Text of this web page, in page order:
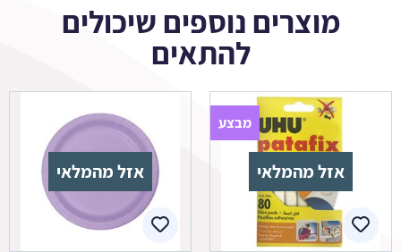
מוצרים נוספים שיכולים
להתאים
אזל מהמלאי
מבצע
אזל מהמלאי